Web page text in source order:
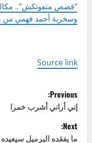
“قصص متفوتكش”..
وسخرية أحمد فهمي من
Source link
P
o
s
Previous:
إني أراني أشرب خمرا
Next:
ما يفقده البرميل